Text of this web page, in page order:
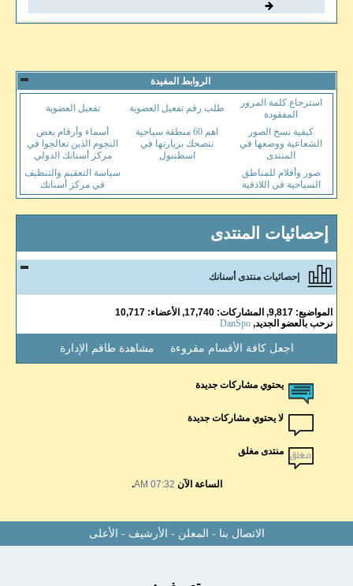
الروابط المفيدة
استرجاع كلمة المرور
المفقودة
طلب رقم تفعيل العضوية تفعيل العضوية
كيفية نسخ الصور
الشعاعية ووضعها في
المنتدى
اهم 60 منطقة سياحية
ننصحك بزيارتها في
اسطنبول
أسماء وأرقام بعض
النجوم الذين تعالجوا في
مركز أسنانك الدولي
صور وأفلام للمناطق
السياحية في اللاذقية
سياسة التعقيم والتنظيف
في مركز أسنانك
إحصائيات المنتدى
إحصائيات منتدى أسنانك
المواضيع: 9,817, المشاركات: 17,740, الأعضاء: 10,717
نرحب بالعضو الجديد,DanSpo
اجعل كافة الأقسام مقروءة مشاهدة طاقم الإدارة
يحتوي مشاركات جديدة
لا يحتوي مشاركات جديدة
منتدى مغلق
الساعة الآن07:32 AM
.
الاتصال بنا-المعلن-الأرشيف -الأعلى